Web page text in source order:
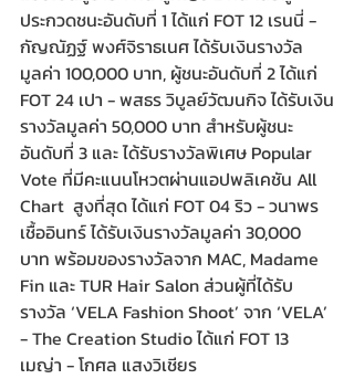
ประกวดชนะอันดับที่ 1 ได้แก่ FOT 12 เรนนี่ -
กัญณัฏฐ์ พงศ์จิราธเนศ ได้รับเงินรางวัล
มูลค่า 100,000 บาท, ผู้ชนะอันดับที่ 2 ได้แก่
FOT 24 เปา - พสธร วิบูลย์วัฒนกิจ ได้รับเงิน
รางวัลมูลค่า 50,000 บาท สำหรับผู้ชนะ
อันดับที่ 3 และ ได้รับรางวัลพิเศษ Popular
Vote ที่มีคะแนนโหวตผ่านแอปพลิเคชัน All
Chart  สูงที่สุด ได้แก่ FOT 04 ริว - วนาพร
เชื้ออินทร์ ได้รับเงินรางวัลมูลค่า 30,000
บาท พร้อมของรางวัลจาก MAC, Madame
Fin และ TUR Hair Salon ส่วนผู้ที่ได้รับ
รางวัล ‘VELA Fashion Shoot’ จาก ‘VELA’
- The Creation Studio ได้แก่ FOT 13
เมญ่า - โกศล แสงวิเชียร